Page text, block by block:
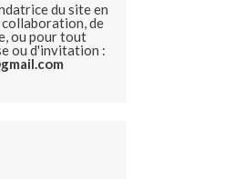
du site en
de
ou pour tout
ou d'invitation :